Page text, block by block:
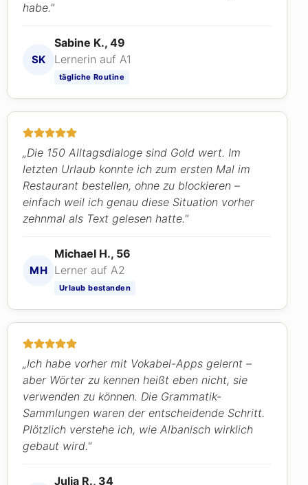
habe."
SK
Sabine K., 49
Lernerin auf A1
tägliche Routine
„Die 150 Alltagsdialoge sind Gold wert. Im
letzten Urlaub konnte ich zum ersten Mal im
Restaurant bestellen, ohne zu blockieren –
einfach weil ich genau diese Situation vorher
zehnmal als Text gelesen hatte."
MH
Michael H., 56
Lerner auf A2
Urlaub bestanden
„Ich habe vorher mit Vokabel-Apps gelernt –
aber Wörter zu kennen heißt eben nicht, sie
verwenden zu können. Die Grammatik-
Sammlungen waren der entscheidende Schritt.
Plötzlich verstehe ich, wie Albanisch wirklich
gebaut wird."
Julia R., 34